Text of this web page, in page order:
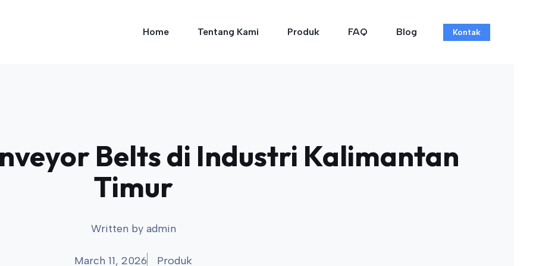
Home Tentang Kami Produk FAQ Blog Kontak
Belts di Industri Kalimantan
Timur
Written by admin
March 11, 2026 Produk